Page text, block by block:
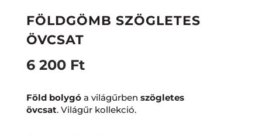
FÖLDGÖMB SZÖGLETES
ÖVCSAT
6 200 Ft
Föld bolygóa világűrben szögletes
övcsat. Világűr kollekció.